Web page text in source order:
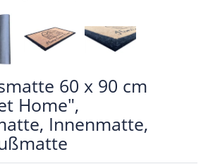
60 x 90 cm
Home",
Innenmatte,